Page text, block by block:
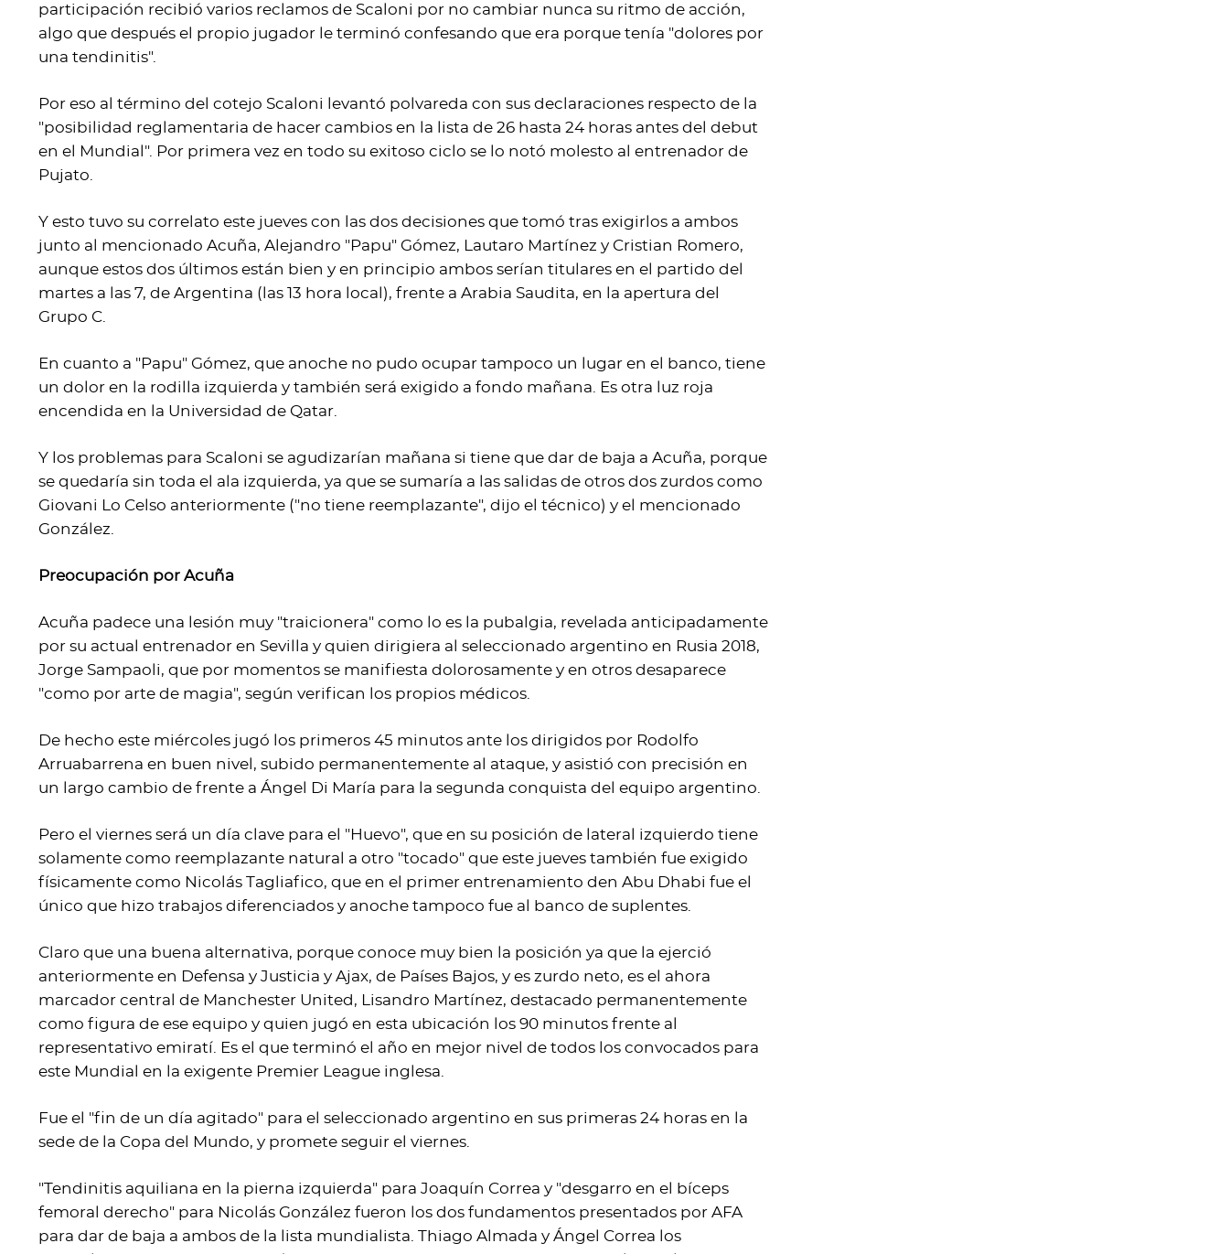
participación recibió varios reclamos de Scaloni por no cambiar nunca su ritmo de acción,
algo que después el propio jugador le terminó confesando que era porque tenía "dolores por
una tendinitis".
Por eso al término del cotejo Scaloni levantó polvareda con sus declaraciones respecto de la
"posibilidad reglamentaria de hacer cambios en la lista de 26 hasta 24 horas antes del debut
en el Mundial". Por primera vez en todo su exitoso ciclo se lo notó molesto al entrenador de
Pujato.
Y esto tuvo su correlato este jueves con las dos decisiones que tomó tras exigirlos a ambos
junto al mencionado Acuña, Alejandro "Papu" Gómez, Lautaro Martínez y Cristian Romero,
aunque estos dos últimos están bien y en principio ambos serían titulares en el partido del
martes a las 7, de Argentina (las 13 hora local), frente a Arabia Saudita, en la apertura del
Grupo C.
En cuanto a "Papu" Gómez, que anoche no pudo ocupar tampoco un lugar en el banco, tiene
un dolor en la rodilla izquierda y también será exigido a fondo mañana. Es otra luz roja
encendida en la Universidad de Qatar.
Y los problemas para Scaloni se agudizarían mañana si tiene que dar de baja a Acuña, porque
se quedaría sin toda el ala izquierda, ya que se sumaría a las salidas de otros dos zurdos como
Giovani Lo Celso anteriormente ("no tiene reemplazante", dijo el técnico) y el mencionado
González.
Preocupación por Acuña
Acuña padece una lesión muy "traicionera" como lo es la pubalgia, revelada anticipadamente
por su actual entrenador en Sevilla y quien dirigiera al seleccionado argentino en Rusia 2018,
Jorge Sampaoli, que por momentos se manifiesta dolorosamente y en otros desaparece
"como por arte de magia", según verifican los propios médicos.
De hecho este miércoles jugó los primeros 45 minutos ante los dirigidos por Rodolfo
Arruabarrena en buen nivel, subido permanentemente al ataque, y asistió con precisión en
un largo cambio de frente a Ángel Di María para la segunda conquista del equipo argentino.
Pero el viernes será un día clave para el "Huevo", que en su posición de lateral izquierdo tiene
solamente como reemplazante natural a otro "tocado" que este jueves también fue exigido
físicamente como Nicolás Tagliafico, que en el primer entrenamiento den Abu Dhabi fue el
único que hizo trabajos diferenciados y anoche tampoco fue al banco de suplentes.
Claro que una buena alternativa, porque conoce muy bien la posición ya que la ejerció
anteriormente en Defensa y Justicia y Ajax, de Países Bajos, y es zurdo neto, es el ahora
marcador central de Manchester United, Lisandro Martínez, destacado permanentemente
como figura de ese equipo y quien jugó en esta ubicación los 90 minutos frente al
representativo emiratí. Es el que terminó el año en mejor nivel de todos los convocados para
este Mundial en la exigente Premier League inglesa.
Fue el "fin de un día agitado" para el seleccionado argentino en sus primeras 24 horas en la
sede de la Copa del Mundo, y promete seguir el viernes.
"Tendinitis aquiliana en la pierna izquierda" para Joaquín Correa y "desgarro en el bíceps
femoral derecho" para Nicolás González fueron los dos fundamentos presentados por AFA
para dar de baja a ambos de la lista mundialista. Thiago Almada y Ángel Correa los